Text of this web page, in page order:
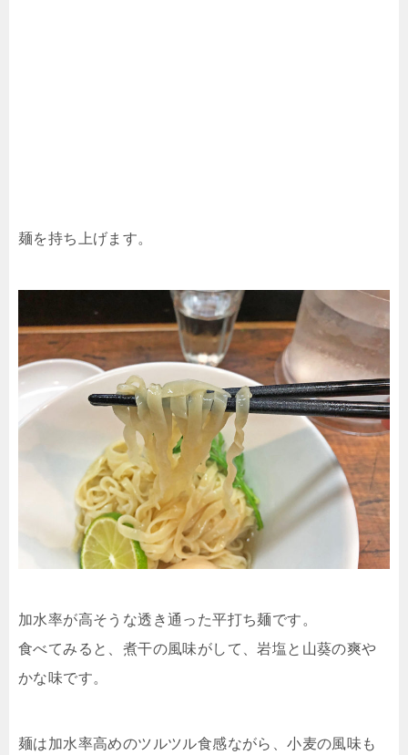
麺を持ち上げます。
加水率が高そうな透き通った平打ち麺です。
食べてみると、煮干の風味がして、岩塩と山葵の爽や
かな味です。
麺は加水率高めのツルツル食感ながら、小麦の風味も